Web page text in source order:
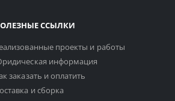
ССЫЛКИ
проекты и работы
информация
заказать и оплатить
и сборка